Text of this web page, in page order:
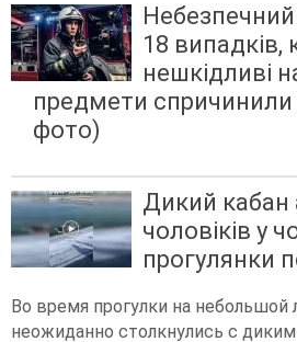
Небезпечний
18 випадків,
нешкідливі
предмети спричинили
фото)
Дикий кабан
чоловіків у
прогулянки
Во время прогулки на
неожиданно столкнулись с